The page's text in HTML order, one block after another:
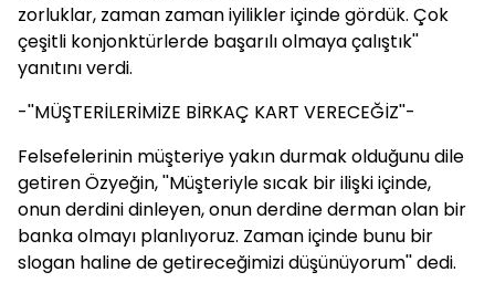
zorluklar, zaman zaman iyilikler içinde gördük. Çok
çeşitli konjonktürlerde başarılı olmaya çalıştık''
yanıtını verdi.
-''MÜŞTERİLERİMİZE BİRKAÇ KART VERECEĞİZ''-
Felsefelerinin müşteriye yakın durmak olduğunu dile
getiren Özyeğin, ''Müşteriyle sıcak bir ilişki içinde,
onun derdini dinleyen, onun derdine derman olan bir
banka olmayı planlıyoruz. Zaman içinde bunu bir
slogan haline de getireceğimizi düşünüyorum'' dedi.